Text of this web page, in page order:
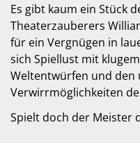
Es gibt kaum ein Stück
Theaterzauberers
für ein Vergnügen in
sich Spiellust mit
Weltentwürfen und den
Verwirrmöglichkeiten
Spielt doch der Meister